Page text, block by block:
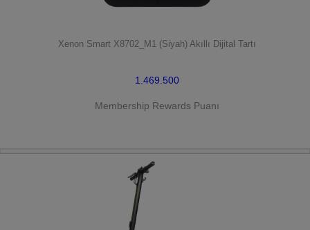
Xenon Smart X8702_M1 (Siyah) Akıllı Dijital Tartı
1.469.500
Membership Rewards Puanı